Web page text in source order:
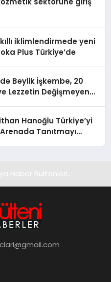
iklimlendirmede yeni
Plus Türkiye’de
Beylik İşkembe, 20
Lezzetin Değişmeyen
Hanoğlu Türkiye’yi
Tanıtmayı
Haber Bültenleri..